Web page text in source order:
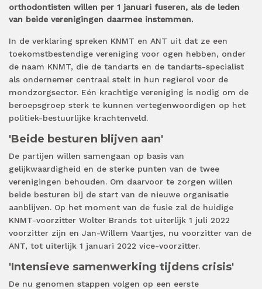
orthodontisten willen per 1 januari fuseren, als de leden
van beide verenigingen daarmee instemmen.
In de verklaring spreken KNMT en ANT uit dat ze een
toekomstbestendige vereniging voor ogen hebben, onder
de naam KNMT, die de tandarts en de tandarts-specialist
als ondernemer centraal stelt in hun regierol voor de
mondzorgsector. Eén krachtige vereniging is nodig om de
beroepsgroep sterk te kunnen vertegenwoordigen op het
politiek-bestuurlijke krachtenveld.
'Beide besturen blijven aan'
De partijen willen samengaan op basis van
gelijkwaardigheid en de sterke punten van de twee
verenigingen behouden. Om daarvoor te zorgen willen
beide besturen bij de start van de nieuwe organisatie
aanblijven. Op het moment van de fusie zal de huidige
KNMT-voorzitter Wolter Brands tot uiterlijk 1 juli 2022
voorzitter zijn en Jan-Willem Vaartjes, nu voorzitter van de
ANT, tot uiterlijk 1 januari 2022 vice-voorzitter.
'Intensieve samenwerking tijdens crisis'
De nu genomen stappen volgen op een eerste